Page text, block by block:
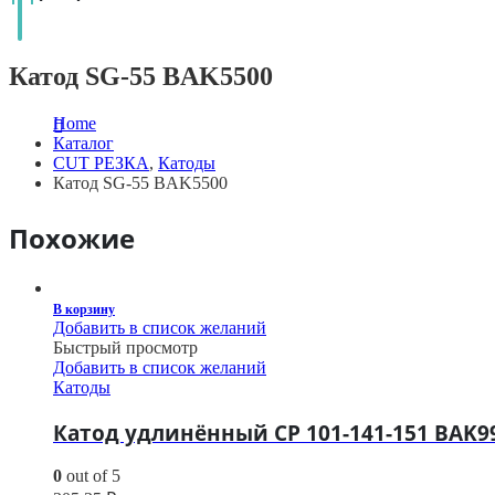
Катод SG-55 BAK5500
Home
Каталог
CUT РЕЗКА, Катоды
Катод SG-55 BAK5500
Похожие
В корзину
Добавить в список желаний
Быстрый просмотр
Добавить в список желаний
Катоды
Катод удлинённый CP 101-141-151
0 out of 5